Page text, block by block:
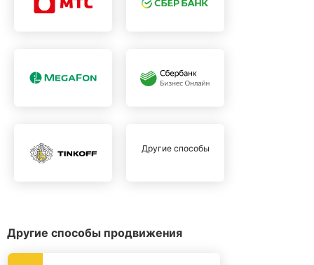
Другие способы
Другие способы продвижения